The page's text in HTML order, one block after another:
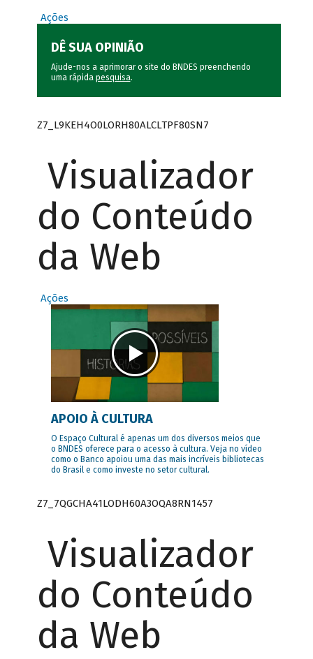
Ações
DÊ SUA OPINIÃO
Ajude-nos a aprimorar o site do BNDES preenchendo
uma rápida pesquisa.
Z7_L9KEH4O0LORH80ALCLTPF80SN7
Visualizador
do Conteúdo
da Web
Ações
APOIO À CULTURA
O Espaço Cultural é apenas um dos diversos meios que
o BNDES oferece para o acesso à cultura. Veja no vídeo
como o Banco apoiou uma das mais incríveis bibliotecas
do Brasil e como investe no setor cultural.
Z7_7QGCHA41LODH60A3OQA8RN1457
Visualizador
do Conteúdo
da Web